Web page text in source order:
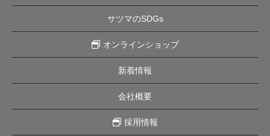
サツマのSDGs
オンラインショップ
新着情報
会社概要
採用情報